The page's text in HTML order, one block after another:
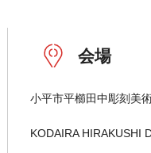
会場
小平市平櫛田中彫刻美
KODAIRA HIRAKUSHI